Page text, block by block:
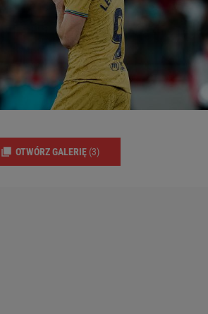
OTWÓRZ GALERIĘ (3)